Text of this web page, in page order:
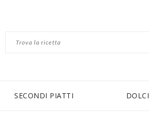
SECONDI PIATTI DOLCI